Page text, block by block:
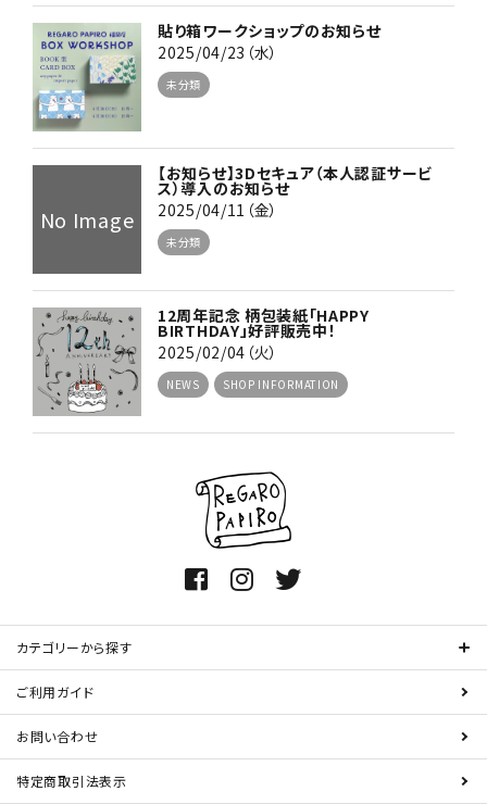
貼り箱ワークショップのお知らせ
2025/04/23（水）
未分類
No Image
【お知らせ】3Dセキュア（本人認証サービ
ス）導入のお知らせ
2025/04/11（金）
未分類
12周年記念 柄包装紙「HAPPY
BIRTHDAY」好評販売中！
2025/02/04（火）
NEWS SHOP INFORMATION
カテゴリーから探す
ご利用ガイド
お問い合わせ
特定商取引法表示